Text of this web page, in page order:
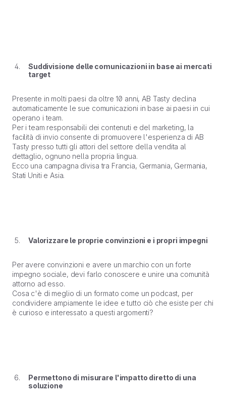
Suddivisione delle comunicazioni in base ai mercati
target
Presente in molti paesi da oltre 10 anni, AB Tasty declina
automaticamente le sue comunicazioni in base ai paesi in cui
operano i team.
Per i team responsabili dei contenuti e del marketing, la
facilità di invio consente di promuovere l'esperienza di AB
Tasty presso tutti gli attori del settore della vendita al
dettaglio, ognuno nella propria lingua.
Ecco una campagna divisa tra Francia, Germania, Germania,
Stati Uniti e Asia.
Valorizzare le proprie convinzioni e i propri impegni
Per avere convinzioni e avere un marchio con un forte
impegno sociale, devi farlo conoscere e unire una comunità
attorno ad esso.
Cosa c'è di meglio di un formato come un podcast, per
condividere ampiamente le idee e tutto ciò che esiste per chi
è curioso e interessato a questi argomenti?
Permettono di misurare l'impatto diretto di una
soluzione